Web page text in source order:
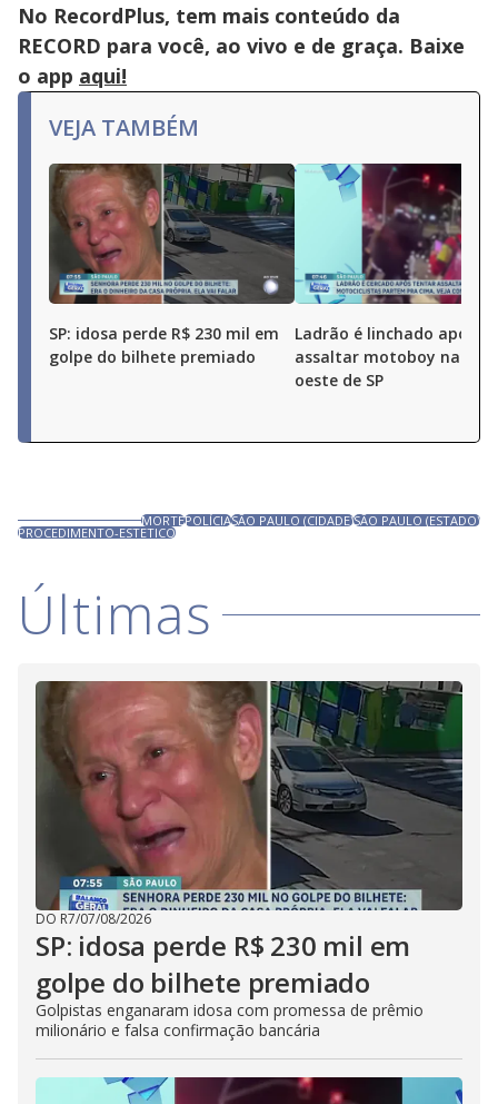
No RecordPlus, tem mais conteúdo da
RECORD para você, ao vivo e de graça. Baixe
o app aqui!
VEJA TAMBÉM
SP: idosa perde R$ 230 mil em
golpe do bilhete premiado
Ladrão é linchado após
assaltar motoboy na
oeste de SP
MORTEPOLÍCIASÃO PAULO (CIDADE)SÃO PAULO (ESTADO)
PROCEDIMENTO-ESTETICO
Últimas
DO R7/07/08/2026
SP: idosa perde R$ 230 mil em
golpe do bilhete premiado
Golpistas enganaram idosa com promessa de prêmio
milionário e falsa confirmação bancária